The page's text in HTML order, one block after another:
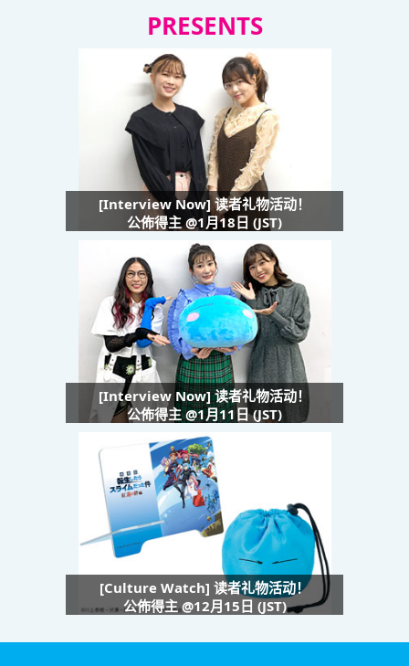
PRESENTS
[Interview Now] 读者礼物活动！
公佈得主 @1月18日 (JST)
[Interview Now] 读者礼物活动！
公佈得主 @1月11日 (JST)
[Culture Watch] 读者礼物活动！
公佈得主 @12月15日 (JST)